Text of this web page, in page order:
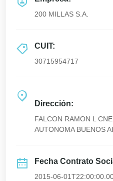
200 MILLAS S.A.
CUIT:
30715954717
Dirección:
FALCON RAMON L
AUTONOMA BUENOS
Fecha Contrato
2015-06-